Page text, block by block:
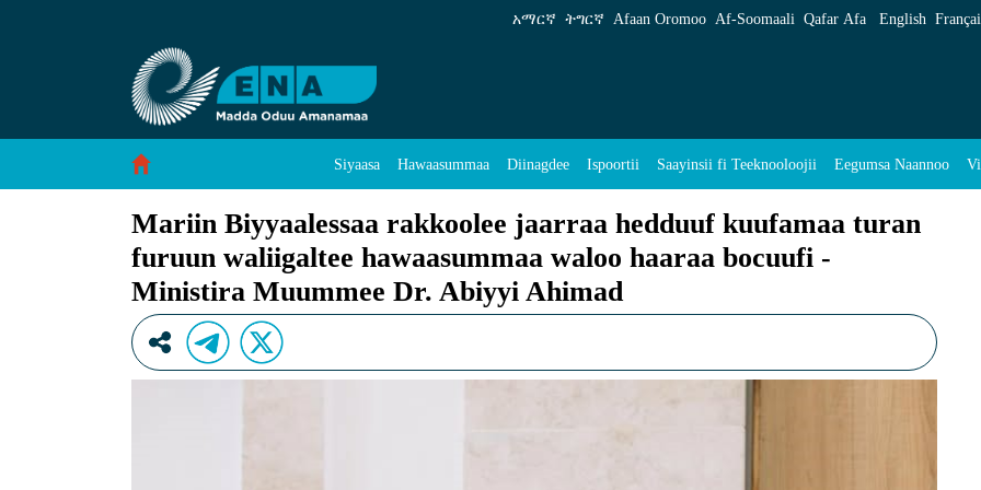
Mariin Biyyaalessaa rakkoolee jaarraa hedduuf kuufamaa turan furuun waliigaltee
አማርኛ ትግርኛ Afaan Oromoo Af‑Soomaali Qafar Afa English
Siyaasa Hawaasummaa Diinagdee Ispoortii Saayinsii fi Teeknooloojii Eegumsa Naannoo
Mariin Biyyaalessaa rakkoolee jaarraa hedduuf kuufamaa turan
furuun waliigaltee hawaasummaa waloo haaraa bocuufi -
Ministira Muummee Dr. Abiyyi Ahimad